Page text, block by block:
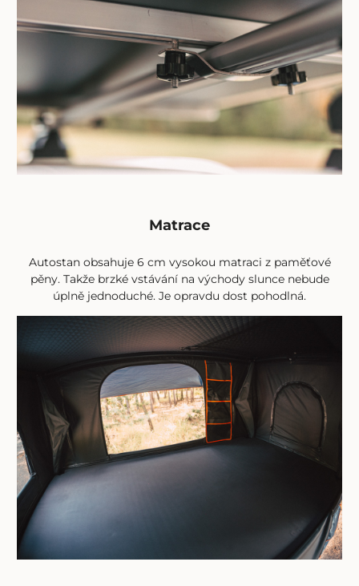
Matrace
Autostan obsahuje 6 cm vysokou matraci z paměťové
pěny. Takže brzké vstávání na východy slunce nebude
úplně jednoduché. Je opravdu dost pohodlná.